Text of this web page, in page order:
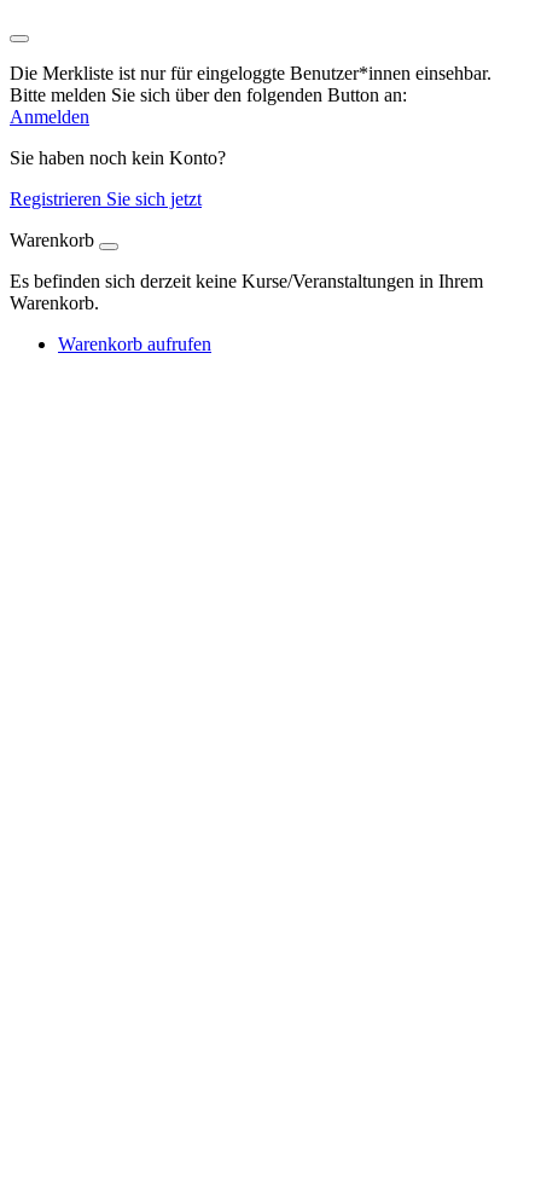
Die Merkliste ist nur für eingeloggte Benutzer*innen einsehbar.
Bitte melden Sie sich über den folgenden Button an:
Anmelden
Sie haben noch kein Konto?
Registrieren Sie sich jetzt
Warenkorb
Es befinden sich derzeit keine Kurse/Veranstaltungen in Ihrem
Warenkorb.
Warenkorb aufrufen